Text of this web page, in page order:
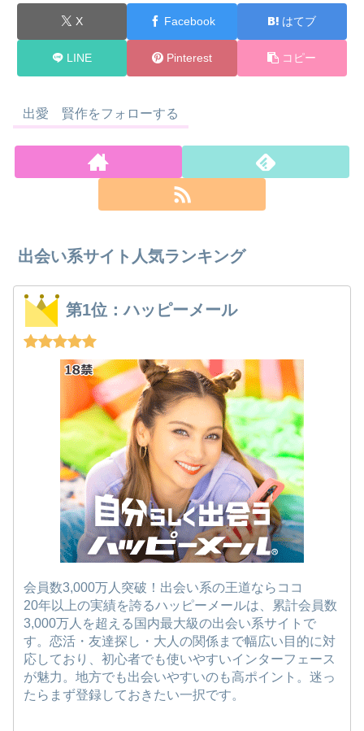
X Facebook はてブ
LINE Pinterest コピー
出愛 賢作をフォローする
出会い系サイト人気ランキング
第1位：ハッピーメール
会員数3,000万人突破！出会い系の王道ならココ
20年以上の実績を誇るハッピーメールは、累計会員数
3,000万人を超える国内最大級の出会い系サイトで
す。恋活・友達探し・大人の関係まで幅広い目的に対
応しており、初心者でも使いやすいインターフェース
が魅力。地方でも出会いやすいのも高ポイント。迷っ
たらまず登録しておきたい一択です。